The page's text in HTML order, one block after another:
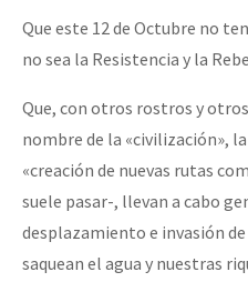
Que este 12 de Octubre no
no sea la Resistencia y la
Que, con otros rostros y
nombre de la «civilización»,
«creación de nuevas rutas
suele pasar-, llevan a cabo
desplazamiento e invasión
saquean el agua y nuestras